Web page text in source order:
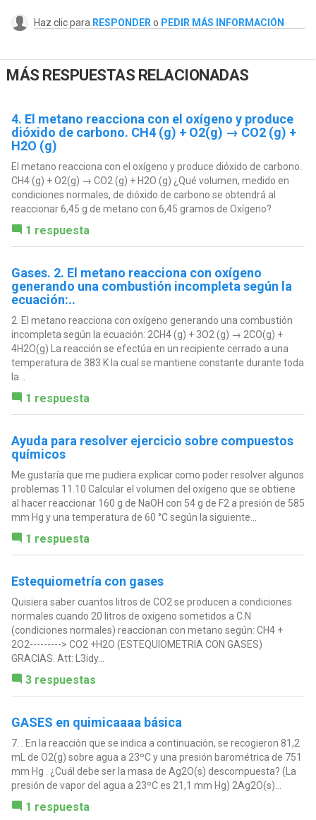
Haz clic para RESPONDER o PEDIR MÁS INFORMACIÓN
MÁS RESPUESTAS RELACIONADAS
4. El metano reacciona con el oxígeno y produce
dióxido de carbono. CH4 (g) + O2(g) → CO2 (g) +
H2O (g)
El metano reacciona con el oxígeno y produce dióxido de carbono.
CH4 (g) + O2(g) → CO2 (g) + H2O (g) ¿Qué volumen, medido en
condiciones normales, de dióxido de carbono se obtendrá al
reaccionar 6,45 g de metano con 6,45 gramos de Oxígeno?
1 respuesta
Gases. 2. El metano reacciona con oxígeno
generando una combustión incompleta según la
ecuación:..
2. El metano reacciona con oxígeno generando una combustión
incompleta según la ecuación: 2CH4 (g) + 3O2 (g) → 2CO(g) +
4H2O(g) La reacción se efectúa en un recipiente cerrado a una
temperatura de 383 K la cual se mantiene constante durante toda
la...
1 respuesta
Ayuda para resolver ejercicio sobre compuestos
químicos
Me gustaría que me pudiera explicar como poder resolver algunos
problemas 11.10 Calcular el volumen del oxígeno que se obtiene
al hacer reaccionar 160 g de NaOH con 54 g de F2 a presión de 585
mm Hg y una temperatura de 60 °C según la siguiente...
1 respuesta
Estequiometría con gases
Quisiera saber cuantos litros de CO2 se producen a condiciones
normales cuando 20 litros de oxigeno sometidos a C.N
(condiciones normales) reaccionan con metano según: CH4 +
2O2---------> CO2 +H2O (ESTEQUIOMETRIA CON GASES)
GRACIAS. Att: L3idy...
3 respuestas
GASES en quimicaaaa básica
7. . En la reacción que se indica a continuación, se recogieron 81,2
mL de O2(g) sobre agua a 23ºC y una presión barométrica de 751
mm Hg . ¿Cuál debe ser la masa de Ag2O(s) descompuesta? (La
presión de vapor del agua a 23ºC es 21,1 mm Hg) 2Ag2O(s)...
1 respuesta